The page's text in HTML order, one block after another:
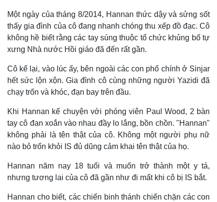
Một ngày của tháng 8/2014, Hannan thức dậy và sửng sốt
thấy gia đình của cô đang nhanh chóng thu xếp đồ đạc. Cô
không hề biết rằng các tay súng thuộc tổ chức khủng bố tự
xưng Nhà nước Hồi giáo đã đến rất gần.
Cô kể lại, vào lúc ấy, bên ngoài các con phố chính ở Sinjar
hết sức lộn xộn. Gia đình cô cùng những người Yazidi đã
chạy trốn và khóc, đạn bay trên đầu.
Khi Hannan kể chuyện với phóng viên Paul Wood, 2 bàn
tay cô đan xoắn vào nhau đầy lo lắng, bồn chồn. "Hannan"
không phải là tên thật của cô. Không một người phụ nữ
nào bỏ trốn khỏi IS đủ dũng cảm khai tên thật của họ.
Hannan năm nay 18 tuổi và muốn trở thành một y tá,
nhưng tương lai của cô đã gần như đi mất khi cô bị IS bắt.
Hannan cho biết, các chiến binh thánh chiến chặn các con